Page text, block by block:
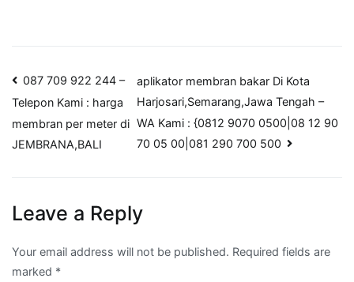
Post
navigation
087 709 922 244 –
Telepon Kami : harga
membran per meter di
JEMBRANA,BALI
aplikator membran bakar Di Kota
Harjosari,Semarang,Jawa Tengah –
WA Kami : {0812 9070 0500|08 12 90
70 05 00|081 290 700 500
Leave a Reply
Your email address will not be published. Required fields are
marked *